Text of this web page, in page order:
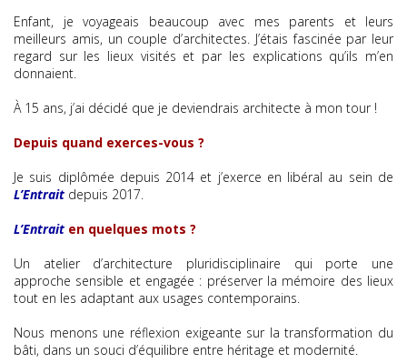
Enfant, je voyageais beaucoup avec mes parents et leurs
meilleurs amis, un couple d’architectes. J’étais fascinée par leur
regard sur les lieux visités et par les explications qu’ils m’en
donnaient.
À 15 ans, j’ai décidé que je deviendrais architecte à mon tour !
Depuis quand exerces-vous ?
Je suis diplômée depuis 2014 et j’exerce en libéral au sein de
L’Entrait depuis 2017.
L’Entrait en quelques mots ?
Un atelier d’architecture pluridisciplinaire qui porte une
approche sensible et engagée : préserver la mémoire des lieux
tout en les adaptant aux usages contemporains.
Nous menons une réflexion exigeante sur la transformation du
bâti, dans un souci d’équilibre entre héritage et modernité.